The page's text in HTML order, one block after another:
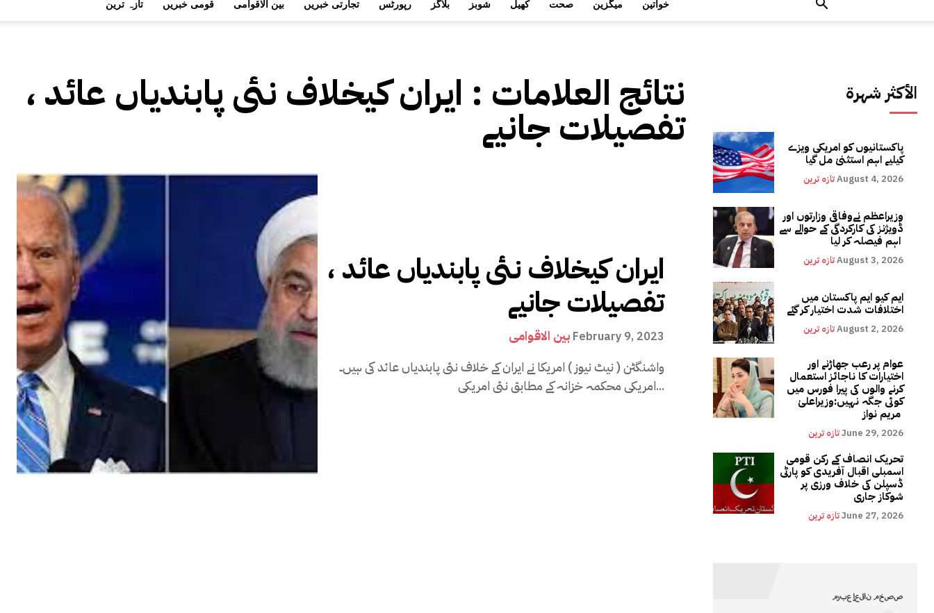
تازہ ترین قومی خبریں بین الاقوامی تجارتی خبریں رپورٹس بلاگز شوبز کھیل صحت میگزین خواتین
نتائج العلامات : ایران کیخلاف نئی پابندیاں عائد ،
تفصیلات جانیے
ایران کیخلاف نئی پابندیاں عائد ،
تفصیلات جانیے
بین الاقوامی February 9, 2023
واشنگٹن ( نیٹ نیوز ) امریکا نے ایران کے خلاف نئی پابندیاں عائد کی ہیں۔
امریکی محکمہ خزانہ کے مطابق نئی امریکی...
الأكثر شهرة
پاکستانیوں کو امریکی ویزے
کیلیے اہم استثنیٰ مل گیا
تازہ ترینAugust 4, 2026
وزیراعظم نےوفاقی وزارتوں اور
ڈویژنز کی کارکردگی کے حوالے سے
تازہ ترینAugust 3, 2026
ایم کیو ایم پاکستان میں
اختلافات شدت اختیار کر گئے
تازہ ترینAugust 2, 2026
عوام پر رعب جھاڑنے اور
اختیارات کا ناجائز استعمال
کرنے والوں کی پیرا فورس میں
کوئی جگہ نہیں:وزیراعلیٰ
تازہ ترینJune 29, 2026
تحریک انصاف کے رکن قومی
اسمبلی اقبال آفریدی کو پارٹی
ڈسپلن کی خلاف ورزی پر
شوکاز جاری
تازہ ترینJune 27, 2026